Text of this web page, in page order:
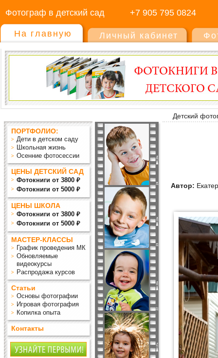
Фотограф в детский сад +7 905 795 0824
На главную Личный кабинет
Детский
ПОРТФОЛИО:
Дети в детском саду
Школьная жизнь
Осенние фотосессии
ЦЕНЫ ДЕТСКИЙ САД
Фотокниги от 3800 ₽
Фотокниги от 5000 ₽
ЦЕНЫ ШКОЛА
Фотокниги от 3800 ₽
Фотокниги от 5000 ₽
МАСТЕР-КЛАССЫ
График проведения МК
Обновляемые
видеокурсы
Распродажа курсов
Статьи
Основы фотографии
Игровая фотография
Копилка опыта
Контакты
Автор: